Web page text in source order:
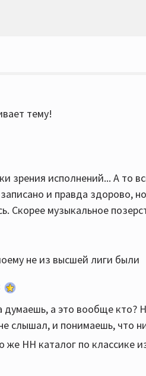
тему!
зрения исполнений... А то
и правда здорово,
Скорее музыкальное
не из высшей лиги были
а это вообще кто?
слышал, и понимаешь, что
же HH каталог по классике